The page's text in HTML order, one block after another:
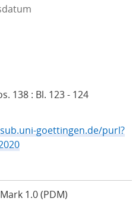
138 : Bl. 123 - 124
goettingen.de/purl?
1.0 (PDM)